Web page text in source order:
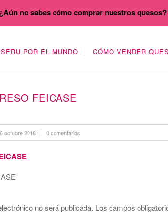
POR EL MUNDO CÓMO VENDER
FEICASE
octubre 2018 0 comentarios
no será publicada. Los campos
¿Aún no sabes cómo comprar nuestros